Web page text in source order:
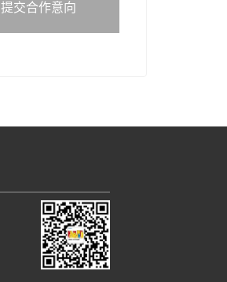
提交合作意向